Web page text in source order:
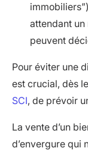
attendant un
peuvent
Pour éviter une
est crucial, dès
SCI, de prévoir
La vente d’un
d’envergure qui